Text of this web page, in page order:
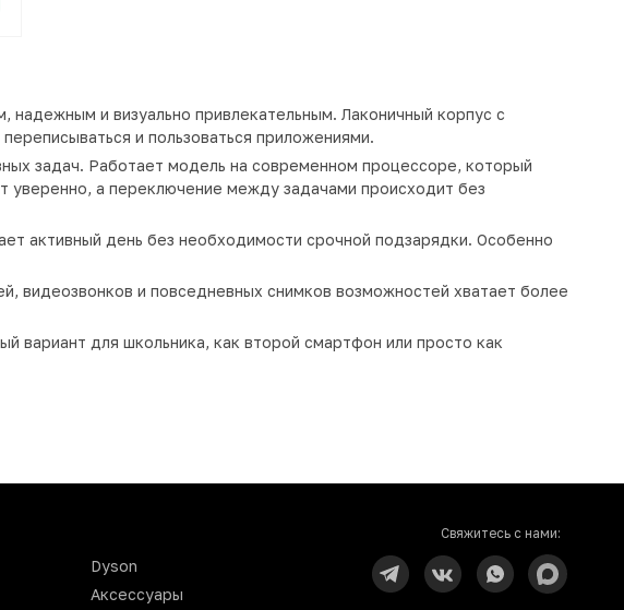
и визуально привлекательным. Лаконичный корпус с
и пользоваться приложениями.
задач. Работает модель на современном процессоре, который
уверенно, а переключение между задачами происходит без
активный день без необходимости срочной подзарядки. Особенно
видеозвонков и повседневных снимков возможностей хватает более
вариант для школьника, как второй смартфон или просто как
Dyson
Аксессуары
Свяжитесь с нами: